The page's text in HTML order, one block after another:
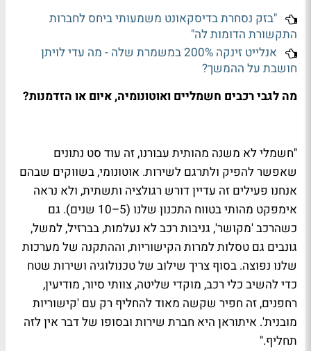
"בזק נסחרת בדיסקאונט משמעותי ביחס לחברות
התקשורת הדומות לה"
אנלייט זינקה 200% במשמרת שלה - מה עדי לויתן
חושבת על ההמשך?
מה לגבי רכבים חשמליים ואוטונומיה, איום או הזדמנות?
"חשמלי לא משנה מהותית עבורנו, זה עוד סט נתונים
שאפשר להפיק ולתרגם לשירות. אוטונומי, בשווקים שבהם
אנחנו פעילים זה עדיין דורש רגולציה ותשתית, ולא נראה
אימפקט מהותי בטווח התכנון שלנו (5–10 שנים). גם
כשהרכב 'מקושר', גניבות רכב לא נעלמות, בברזיל, למשל,
גונבים גם טסלות למרות הקישוריות, וההתקנה של מערכות
שלנו נפוצה. בסוף צריך שילוב של טכנולוגיה ושירות שטח
כדי להשיב כלי רכב, מוקדי שליטה, צוותי סיור, מודיעין,
רחפנים, זה חפיר שקשה מאוד להחליף רק עם 'קישוריות
מובנית'. איתוראן היא חברת שירות ובסופו של דבר אין לזה
תחליף."